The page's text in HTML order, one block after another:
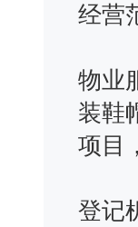
经营
物业
装鞋
项目
登记